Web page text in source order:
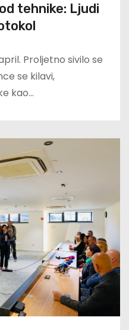
tehnike: Ljudi
Proljetno sivilo se
se kilavi,
kao…